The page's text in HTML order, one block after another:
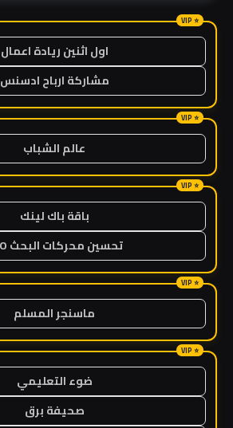
اول اثنين ريادة اعمال
مشاركة ارباح ادسنس
عالم الشباب
باقة باك لينك
تحسين محركات البحث SEO
ماسنجر المسلم
ضوء التعليمي
صحيفة برق